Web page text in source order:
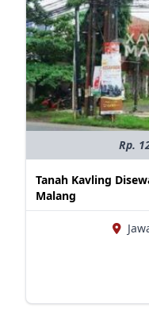
Rp.
Tanah Kavling
Malang